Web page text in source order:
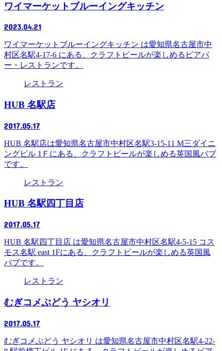
ワイマーケットブルーイングキッチン
2023.04.21
ワイマーケットブルーイングキッチン は愛知県名古屋市中
村区名駅4-17-6 にある、クラフトビールが楽しめるビアバ
ー・レストランです。
レストラン
HUB 名駅店
2017.05.17
HUB 名駅店は愛知県名古屋市中村区名駅3-15-11 M三ダイニ
ングビル 1Ｆにある、クラフトビールが楽しめる英国風パブ
です。
レストラン
HUB 名駅四丁目店
2017.05.17
HUB 名駅四丁目店 は愛知県名古屋市中村区名駅4-5-15 コス
モス名駅 east 1Fにある、クラフトビールが楽しめる英国風
パブです。
レストラン
むぎコメぶどう ヤシオリ
2017.05.17
むぎコメぶどう ヤシオリ は愛知県名古屋市中村区名駅4-22-